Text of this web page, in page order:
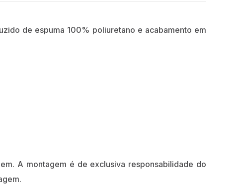
de espuma 100% poliuretano e acabamento em
A montagem é de exclusiva responsabilidade do